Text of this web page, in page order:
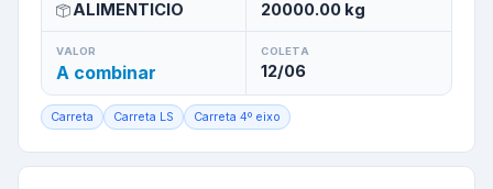
ALIMENTICIO 20000.00 kg
VALOR
A combinar
COLETA
12/06
Carreta Carreta LS Carreta 4º eixo